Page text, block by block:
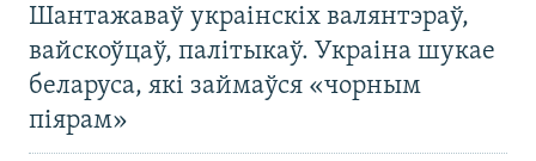
Шантажаваў украінскіх валянтэраў,
вайскоўцаў, палітыкаў. Украіна шукае
беларуса, які займаўся «чорным
піярам»